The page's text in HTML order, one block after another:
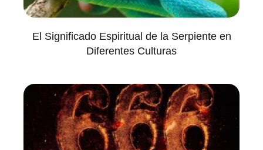
El Significado Espiritual de la Serpiente en
Diferentes Culturas